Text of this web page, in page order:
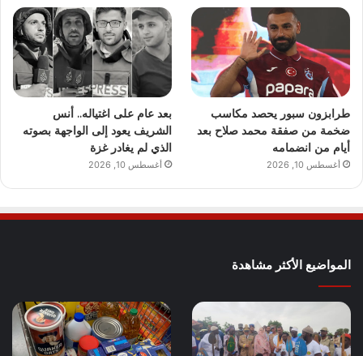
طرابزون سبور يحصد مكاسب
ضخمة من صفقة محمد صلاح بعد
أيام من انضمامه
أغسطس 10, 2026
بعد عام على اغتياله.. أنس
الشريف يعود إلى الواجهة بصوته
الذي لم يغادر غزة
أغسطس 10, 2026
المواضيع الأكثر مشاهدة